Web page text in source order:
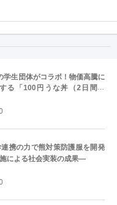
学生団体がコラボ！物価高騰に
る「100円うな丼（2日間限
連携の力で熊対策防護服を開発
による社会実装の成果―